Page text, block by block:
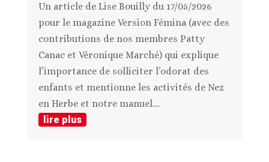
Un article de Lise Bouilly du 17/05/2026
pour le magazine Version Fémina (avec des
contributions de nos membres Patty
Canac et Véronique Marché) qui explique
l’importance de solliciter l’odorat des
enfants et mentionne les activités de Nez
en Herbe et notre manuel....
lire plus